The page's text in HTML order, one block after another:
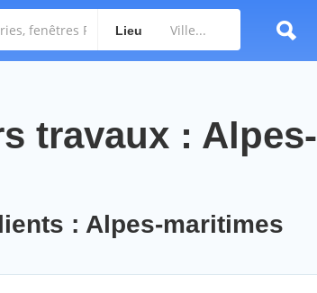
Lieu
travaux : Alpes-
: Alpes-maritimes